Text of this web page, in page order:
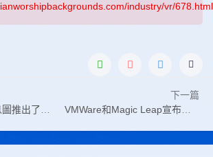
industry/vr/678.html
Leap平臺
下一篇
VMWare和Magic Leap宣布戰略合作